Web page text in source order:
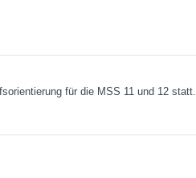
für die MSS 11 und 12 statt.